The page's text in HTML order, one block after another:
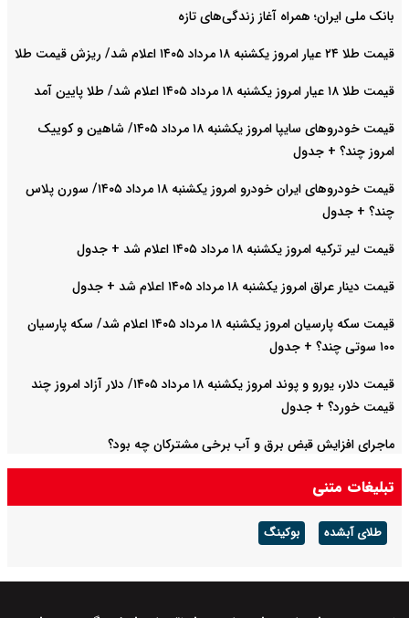
بانک ملی ایران؛ همراه آغاز زندگی‌های تازه
قیمت طلا ۲۴ عیار امروز یکشنبه ۱۸ مرداد ۱۴۰۵ اعلام شد/ ریزش قیمت طلا
قیمت طلا ۱۸ عیار امروز یکشنبه ۱۸ مرداد ۱۴۰۵ اعلام شد/ طلا پایین آمد
قیمت خودرو‌های سایپا امروز یکشنبه ۱۸ مرداد ۱۴۰۵/ شاهین و کوییک
امروز چند؟ + جدول
قیمت خودرو‌های ایران خودرو امروز یکشنبه ۱۸ مرداد ۱۴۰۵/ سورن پلاس
چند؟ + جدول
قیمت لیر ترکیه امروز یکشنبه ۱۸ مرداد ۱۴۰۵ اعلام شد + جدول
قیمت دینار عراق امروز یکشنبه ۱۸ مرداد ۱۴۰۵ اعلام شد + جدول
قیمت سکه پارسیان امروز یکشنبه ۱۸ مرداد ۱۴۰۵ اعلام شد/ سکه پارسیان
۱۰۰ سوتی چند؟ + جدول
قیمت دلار، یورو و پوند امروز یکشنبه ۱۸ مرداد ۱۴۰۵/ دلار آزاد امروز چند
قیمت خورد؟ + جدول
ماجرای افزایش قبض برق و آب برخی مشترکان چه بود؟
تبلیغات متنی
طلای آبشده بوکینگ